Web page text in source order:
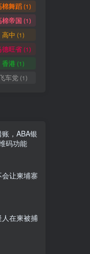
棉舞蹈(1)
棉帝国 (1)
高中 (1)
德旺省(1)
香港(1)
车党 (1)
，ABA银
码功能
让柬埔寨
在柬被捕